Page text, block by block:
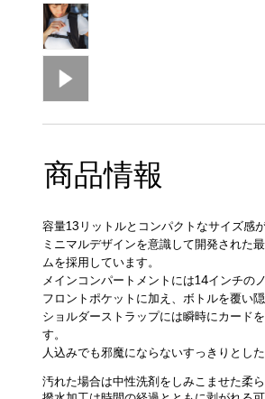
商品情報
容量13リットルとコンパクトなサイズ感が
ミニマルデザインを意識して開発された
ムを採用しています。
メインコンパートメントには14インチの
フロントポケットに加え、ボトルを覆い
ショルダーストラップには瞬時にカード
す。
人込みでも邪魔にならないすっきりとし
汚れた場合は中性洗剤をしみこませた柔